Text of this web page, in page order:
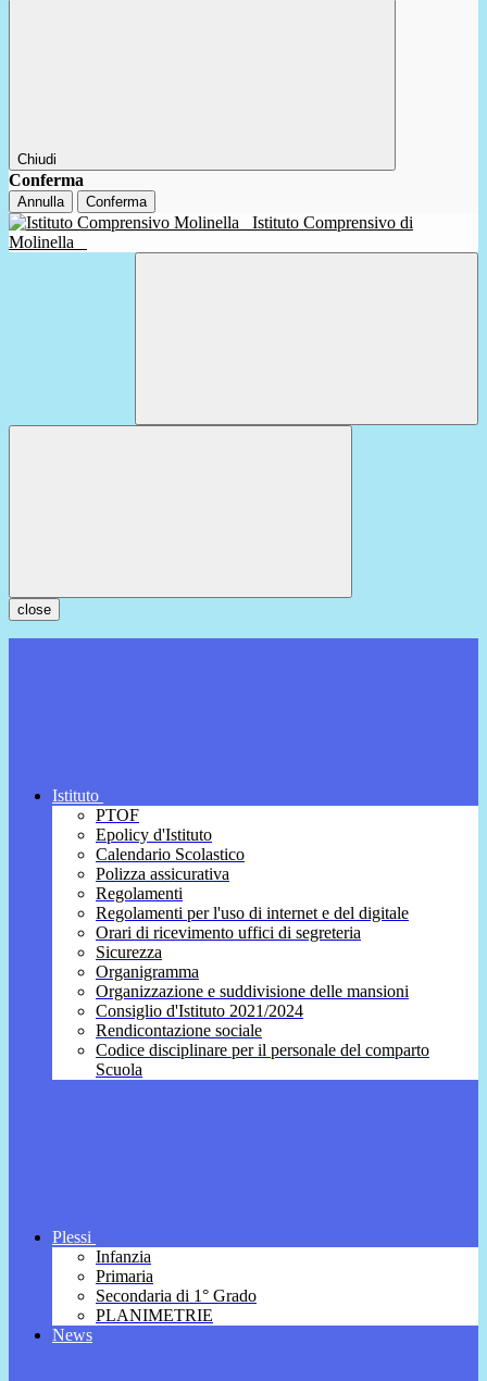
Chiudi
Conferma
Annulla Conferma
Istituto Comprensivo di
Molinella
close
Istituto
PTOF
Epolicy d'Istituto
Calendario Scolastico
Polizza assicurativa
Regolamenti
Regolamenti per l'uso di internet e del digitale
Orari di ricevimento uffici di segreteria
Sicurezza
Organigramma
Organizzazione e suddivisione delle mansioni
Consiglio d'Istituto 2021/2024
Rendicontazione sociale
Codice disciplinare per il personale del comparto
Scuola
Plessi
Infanzia
Primaria
Secondaria di 1° Grado
PLANIMETRIE
News